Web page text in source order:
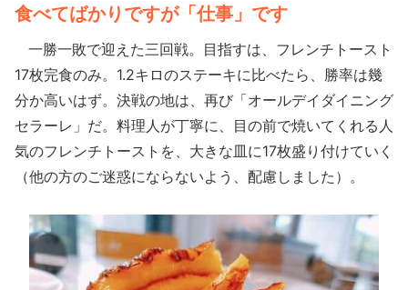
食べてばかりですが「仕事」です
一勝一敗で迎えた三回戦。目指すは、フレンチトースト
17枚完食のみ。1.2キロのステーキに比べたら、勝率は幾
分か高いはず。決戦の地は、再び「オールデイダイニング
セラーレ」だ。料理人が丁寧に、目の前で焼いてくれる人
気のフレンチトーストを、大きな皿に17枚盛り付けていく
（他の方のご迷惑にならないよう、配慮しました）。